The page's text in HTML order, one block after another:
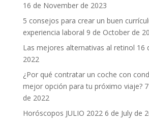
16 de November de 2023
5 consejos para crear un buen
experiencia laboral 9 de October de
Las mejores alternativas al retinol 16
2022
¿Por qué contratar un coche con
mejor opción para tu próximo viaje?
de 2022
Horóscopos JULIO 2022 6 de July de